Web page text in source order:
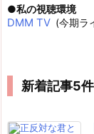
私の視聴環境
DMM TV (今期ラ
新着記事5件